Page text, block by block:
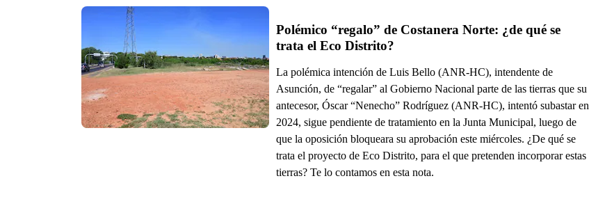
Polémico “regalo” de Costanera Norte: ¿de qué se
trata el Eco Distrito?
La polémica intención de Luis Bello (ANR-HC), intendente de
Asunción, de “regalar” al Gobierno Nacional parte de las tierras que su
antecesor, Óscar “Nenecho” Rodríguez (ANR-HC), intentó subastar en
2024, sigue pendiente de tratamiento en la Junta Municipal, luego de
que la oposición bloqueara su aprobación este miércoles. ¿De qué se
trata el proyecto de Eco Distrito, para el que pretenden incorporar estas
tierras? Te lo contamos en esta nota.